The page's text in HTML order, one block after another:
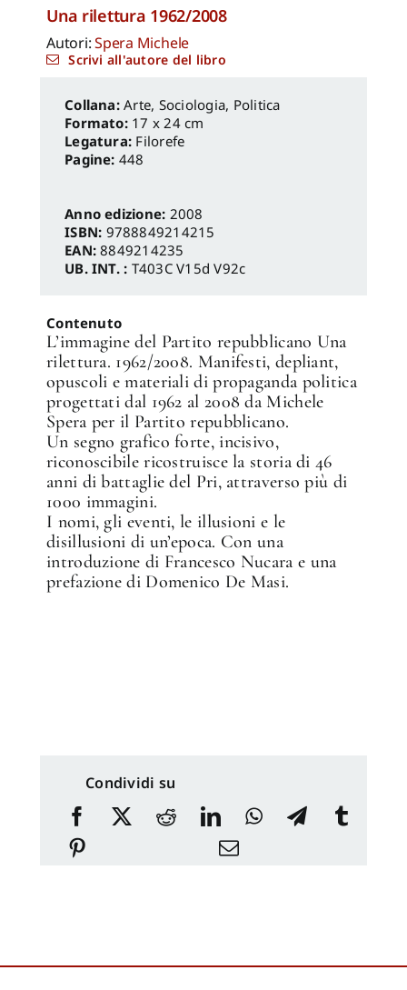
Una rilettura 1962/2008
Autori:Spera Michele
Scrivi all'autore del libro
Arte, Sociologia, Politica
Formato: 17 x 24 cm
Legatura: Filorefe
Pagine: 448
Anno edizione: 2008
ISBN: 9788849214215
EAN:8849214235
UB. INT. : T403C V15d V92c
Contenuto
L’immagine del Partito repubblicano Una
rilettura. 1962/2008. Manifesti, depliant,
opuscoli e materiali di propaganda politica
progettati dal 1962 al 2008 da Michele
Spera per il Partito repubblicano.
Un segno grafico forte, incisivo,
riconoscibile ricostruisce la storia di 46
anni di battaglie del Pri, attraverso più di
1000 immagini.
I nomi, gli eventi, le illusioni e le
disillusioni di un’epoca. Con una
introduzione di Francesco Nucara e una
prefazione di Domenico De Masi.
Condividi su